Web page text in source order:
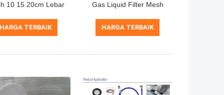
10 15 20cm Lebar
Permukaan
Bergelombang
HARGA TERBAIK
Gas Liquid Filter Mesh
HARGA TERBAIK